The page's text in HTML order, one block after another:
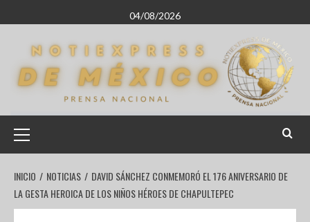
04/08/2026
INICIO NOTICIAS
DAVID SÁNCHEZ CONMEMORÓ EL 176 ANIVERSARIO DE
LA GESTA HEROICA DE LOS NIÑOS HÉROES DE CHAPULTEPEC